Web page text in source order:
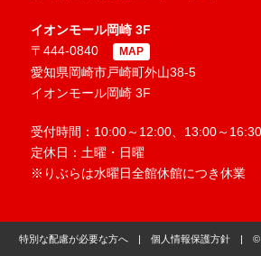
イオンモール岡崎 3F
〒444-0840
MAP
愛知県岡崎市戸崎町外山38-5
イオンモール岡崎 3F
受付時間：10:00～12:00、13:00～16:30
定休日：土曜・日曜
※りぶらは水曜日全館休館につき休業
特別な配慮が必要な方へ | 個人情報保護方針 | ©